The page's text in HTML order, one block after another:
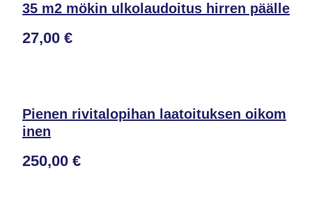
35 m2 mökin ulkolaudoitus hirren päälle
27,00 €
Pienen rivitalopihan laatoituksen oikom
inen
250,00 €